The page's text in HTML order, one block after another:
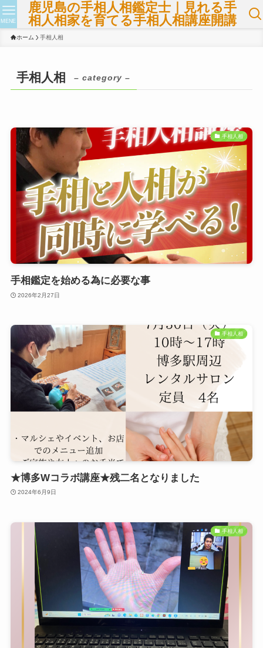
鹿児島の手相人相鑑定士｜見れる手
相人相家を育てる手相人相講座開講
MENE
ホーム 手相人相
手相人相 – category –
手相人相
手相鑑定を始める為に必要な事
2026年2月27日
手相人相
★博多Wコラボ講座★残二名となりました
2024年6月9日
手相人相